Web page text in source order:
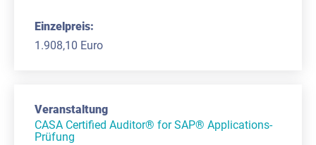
1.908,10 Euro
CASA Certified Auditor® for SAP® Applications-
Prüfung